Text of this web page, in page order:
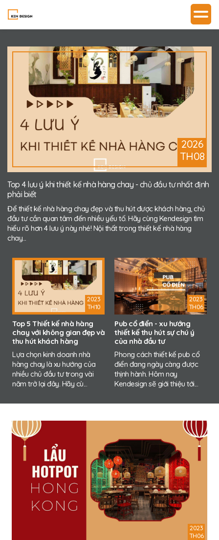
2026
TH08
Top 4 lưu ý khi thiết kế nhà hàng chay - chủ đầu tư nhất định
phải biết
Để thiết kế nhà hàng chay đẹp và thu hút được khách hàng, chủ
đầu tư cần quan tâm đến nhiều yếu tố. Hãy cùng Kendesign tìm
hiểu rõ hơn 4 lưu ý này nhé! Nội thất trong thiết kế nhà hàng
chay...
2023
TH10
Top 5 Thiết kế nhà hàng
chay với không gian đẹp và
thu hút khách hàng
Lựa chọn kinh doanh nhà
hàng chay là xu hướng của
nhiều chủ đầu tư trong vài
năm trở lại đây. Hãy cù...
2023
TH06
Pub cổ điển - xu hướng
thiết kế thu hút sự chú ý
của nhà đầu tư
Phong cách thiết kế pub cổ
điển đang ngày càng được
thịnh hành. Hôm nay
Kendesign sẽ giới thiệu tới...
2023
TH06